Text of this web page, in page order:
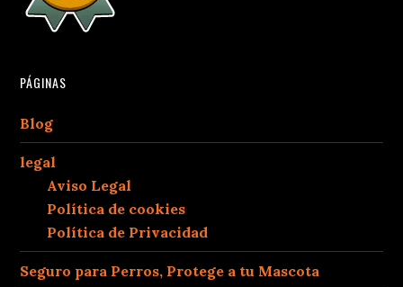
PÁGINAS
Blog
legal
Aviso Legal
Política de cookies
Política de Privacidad
Seguro para Perros, Protege a tu Mascota